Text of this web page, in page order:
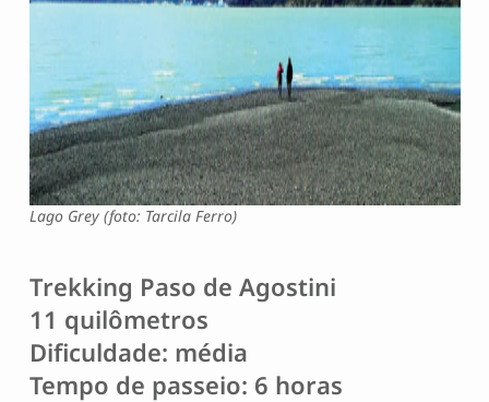
Lago Grey (foto: Tarcila Ferro)
Trekking Paso de Agostini
11 quilômetros
Dificuldade: média
Tempo de passeio: 6 horas